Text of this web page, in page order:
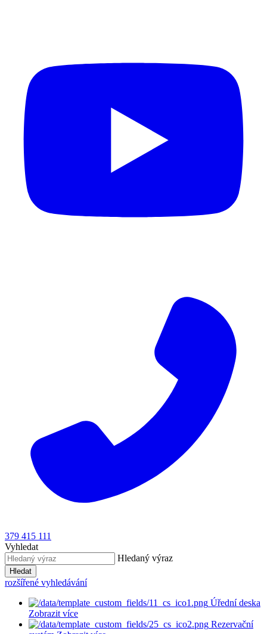
379 415 111
Vyhledat
Hledaný výraz
Hledat
rozšířené vyhledávání
Úřední deska
Zobrazit více
Rezervační